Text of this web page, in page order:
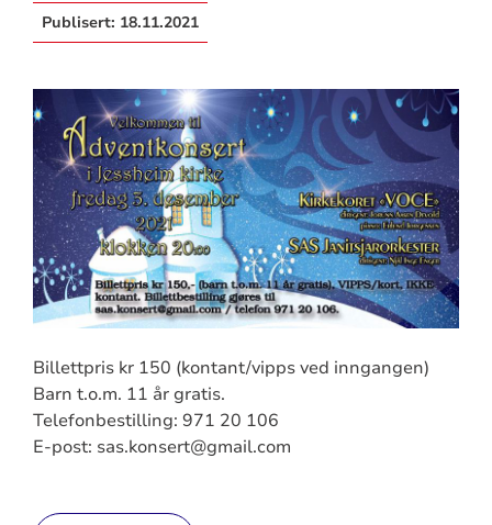
Publisert: 18.11.2021
Billettpris kr 150 (kontant/vipps ved inngangen)
Barn t.o.m. 11 år gratis.
Telefonbestilling: 971 20 106
E-post: sas.konsert@gmail.com